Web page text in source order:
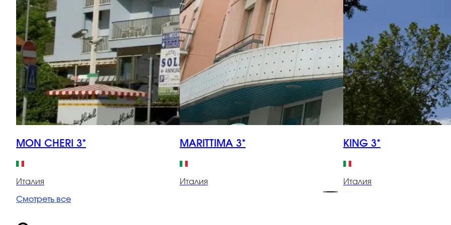
MON CHERI 3*
Италия
MARITTIMA 3*
Италия
KING 3*
Италия
Смотреть все